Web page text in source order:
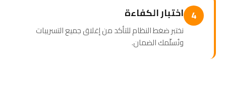
4 اختبار الكفاءة
نختبر ضغط النظام للتأكد من إغلاق جميع التسريبات
ونُسلّمك الضمان.